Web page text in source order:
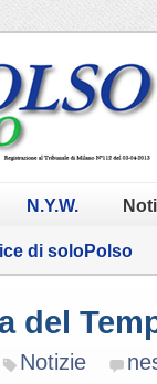
N.Y.W.
di soloPolso
del
Notizie